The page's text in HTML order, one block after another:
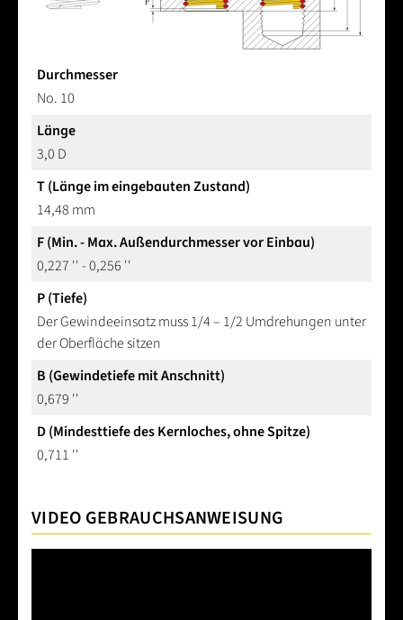
Durchmesser
No. 10
Länge
3,0 D
T (Länge im eingebauten Zustand)
14,48 mm
F (Min. - Max. Außendurchmesser vor Einbau)
0,227 '' - 0,256 ''
P (Tiefe)
Der Gewindeeinsatz muss 1/4 – 1/2 Umdrehungen unter
der Oberfläche sitzen
B (Gewindetiefe mit Anschnitt)
0,679 ''
D (Mindesttiefe des Kernloches, ohne Spitze)
0,711 ''
VIDEO GEBRAUCHSANWEISUNG